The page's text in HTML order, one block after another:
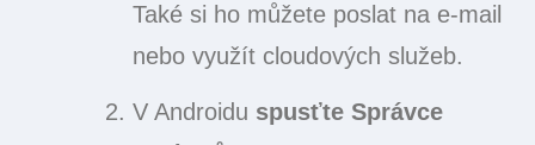
Také si ho můžete poslat na e-mail
nebo využít cloudových služeb.
V Androidu spusťte Správce